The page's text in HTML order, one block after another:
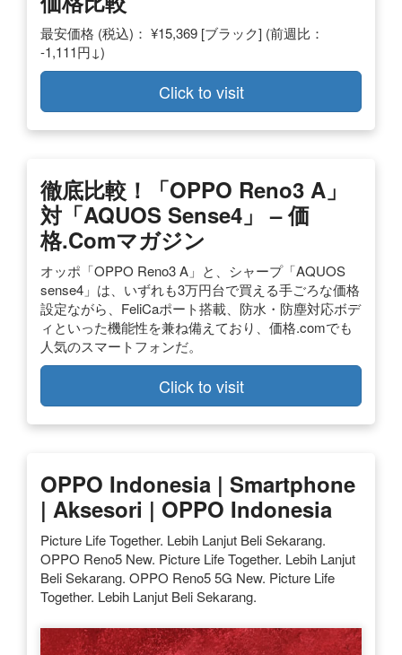
最安価格 (税込)： ¥15,369 [ブラック] (前週比：
-1,111円↓)
Click to visit
徹底比較！「OPPO Reno3 A」
対「AQUOS Sense4」 – 価
格.comマガジン
オッポ「OPPO Reno3 A」と、シャープ「AQUOS
sense4」は、いずれも3万円台で買える手ごろな価格
設定ながら、FeliCaポート搭載、防水・防塵対応ボデ
ィといった機能性を兼ね備えており、価格.comでも
人気のスマートフォンだ。
Click to visit
OPPO Indonesia | Smartphone
| Aksesori | OPPO Indonesia
Picture Life Together. Lebih Lanjut Beli Sekarang.
OPPO Reno5 New. Picture Life Together. Lebih Lanjut
Beli Sekarang. OPPO Reno5 5G New. Picture Life
Together. Lebih Lanjut Beli Sekarang.